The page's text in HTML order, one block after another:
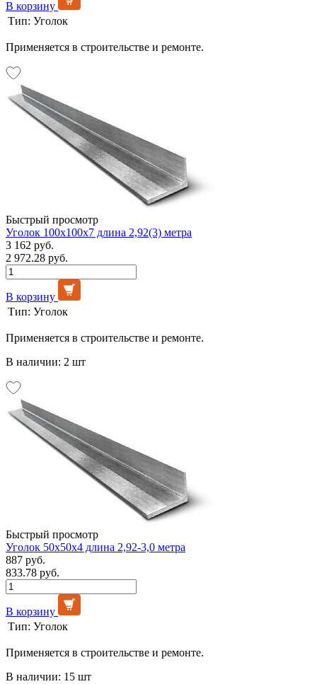
В корзину
Тип: Уголок
Применяется в строительстве и ремонте.
Быстрый просмотр
Уголок 100х100х7 длина 2,92(3) метра
3 162 руб.
2 972.28 руб.
В корзину
Тип: Уголок
Применяется в строительстве и ремонте.
В наличии: 2 шт
Быстрый просмотр
Уголок 50х50х4 длина 2,92-3,0 метра
887 руб.
833.78 руб.
В корзину
Тип: Уголок
Применяется в строительстве и ремонте.
В наличии: 15 шт